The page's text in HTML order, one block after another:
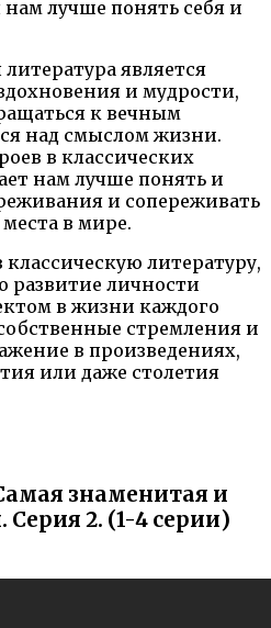
лучше понять себя и
является
и мудрости,
к вечным
над смыслом жизни.
в классических
нам лучше понять и
и сопереживать
в мире.
литературу,
развитие личности
в жизни каждого
стремления и
в произведениях,
или даже столетия
знаменитая и
2. (1-4 серии)